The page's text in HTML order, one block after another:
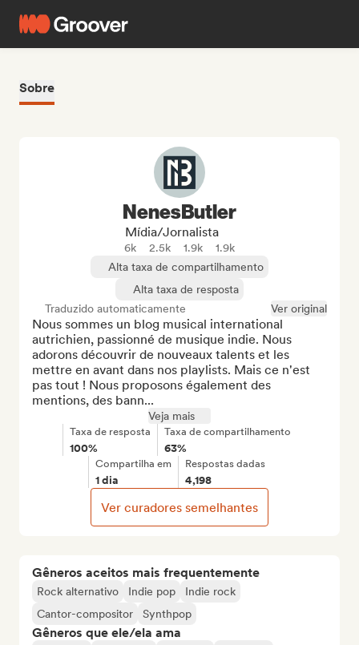
Sobre
Gêneros aceitos mais frequentemente
Rock alternativo Indie pop
Indie rock
Cantor-compositor
Synthpop
Gêneros que ele/ela ama
NenesButler
Mídia/Jornalista
6k 2.5k 1.9k
1.9k
Alta taxa de compartilhamento
Alta taxa de resposta
Traduzido automaticamente
Ver original
Nous sommes un blog musical international
autrichien, passionné de musique indie. Nous
adorons découvrir de nouveaux talents et les
mettre en avant dans nos playlists. Mais ce n'est
pas tout ! Nous proposons également des
mentions, des bann...
Veja mais
Taxa de resposta
100%
Taxa de compartilhamento
63%
Compartilha em
1 dia
Respostas dadas
4,198
Ver curadores semelhantes